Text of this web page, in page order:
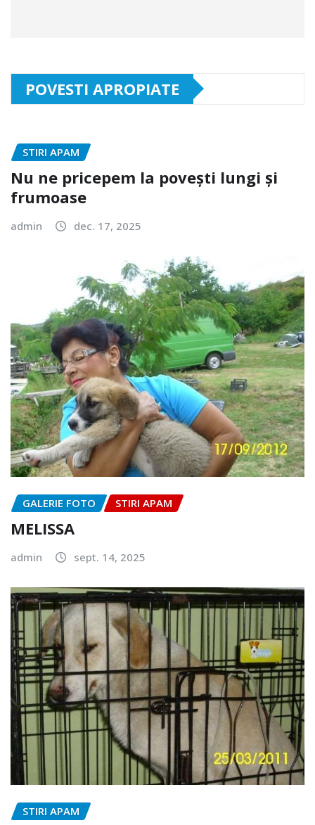
POVESTI APROPIATE
STIRI APAM
Nu ne pricepem la povești lungi și
frumoase
admin dec. 17, 2025
GALERIE FOTO STIRI APAM
MELISSA
admin sept. 14, 2025
STIRI APAM